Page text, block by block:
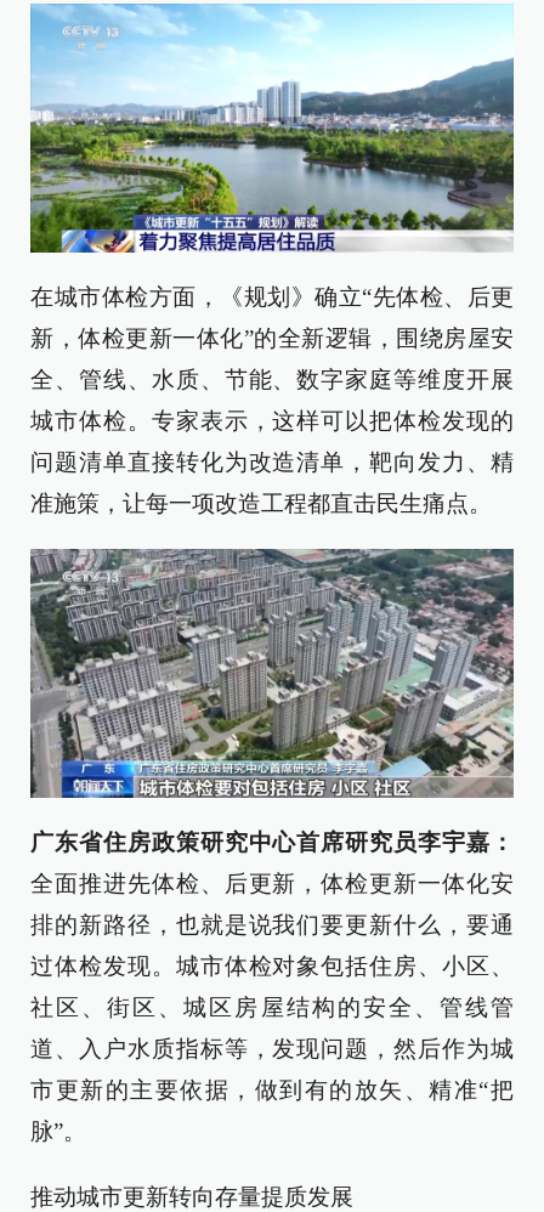
在城市体检方面，《规划》确立“先体检、后更
新，体检更新一体化”的全新逻辑，围绕房屋安
全、管线、水质、节能、数字家庭等维度开展
城市体检。专家表示，这样可以把体检发现的
问题清单直接转化为改造清单，靶向发力、精
准施策，让每一项改造工程都直击民生痛点。
广东省住房政策研究中心首席研究员李宇嘉：
全面推进先体检、后更新，体检更新一体化安
排的新路径，也就是说我们要更新什么，要通
过体检发现。城市体检对象包括住房、小区、
社区、街区、城区房屋结构的安全、管线管
道、入户水质指标等，发现问题，然后作为城
市更新的主要依据，做到有的放矢、精准“把
脉”。
推动城市更新转向存量提质发展